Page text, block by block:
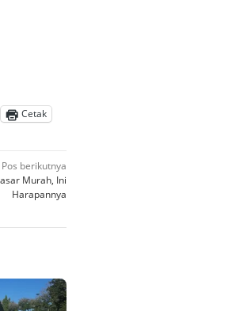
Cetak
Pos berikutnya
Murah, Ini
Harapannya